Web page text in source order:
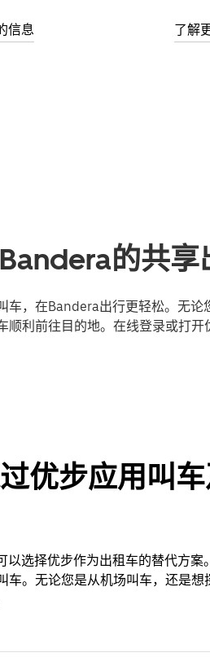
信息 了解
的共
车，在Bandera出行更轻松。无
顺利前往目的地。在线登录或打
优步应用叫
以选择优步作为出租车的替代方
车。无论您是从机场叫车，还是